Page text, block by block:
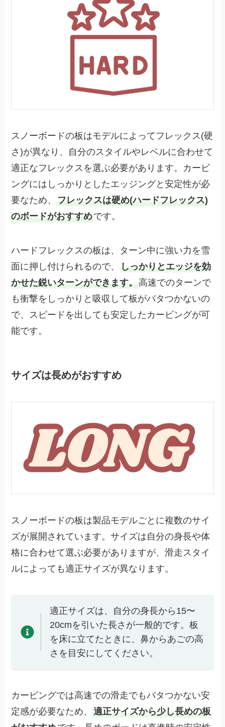
スノーボードの板はモデルによってフレックス(硬
さ)が異なり、自分のスタイルやレベルに合わせて
適正なフレックスを選ぶ必要があります。カービ
ングにはしっかりとしたエッジングと安定性が必
要なため、
フレックスは硬め(ハードフレックス)
のボードがおすすめです。
ハードフレックスの板は、ターン中に強い力を雪
面に押し付けられるので、
しっかりとエッジを効
かせた鋭いターンができます。
高速でのターンで
も衝撃をしっかりと吸収して板がバタつかないの
で、スピードを出しても安定したカービングが可
能です。
サイズは長めがおすすめ
スノーボードの板は製品モデルごとに複数のサイ
ズが展開されています。サイズは自分の身長や体
格に合わせて選ぶ必要がありますが、滑走スタイ
ルによっても適正サイズが異なります。
適正サイズは、自分の身長から15〜
20cmを引いた長さが一般的です。板
を床に立てたときに、鼻からあごの高
さを目安にしてください。
カービングでは高速での滑走でもバタつかない安
定感が必要なため、 適正サイズから少し長めの板